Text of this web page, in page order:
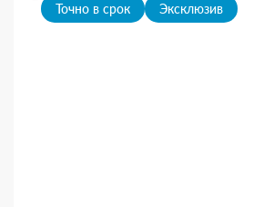
Точно в срок Эксклюзив